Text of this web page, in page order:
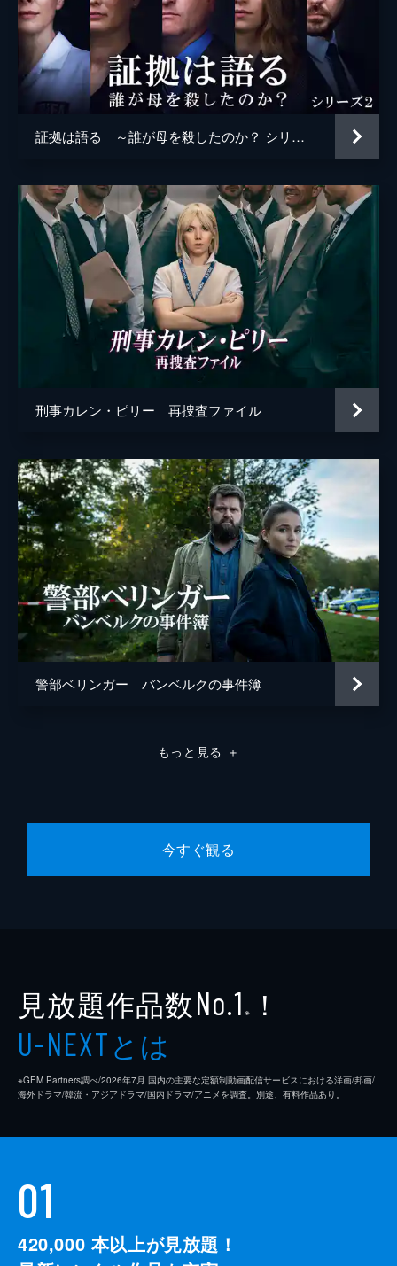
第4話 異国の夢
バルセロナに住む英国人女性の幼い息子がい
なくなる。ローラは父親が連れ去ったのでは
ないかと思い、空港にいた父親を取り押さえ
る。父親はスペイン国内では不起訴となり、
帰国後、家裁の裁定を待つことになるが...。
英国人の男性は心臓発作を起こして入院し、
一方の警察官は男性の妻に殴られたとして重
傷を負う。双方の言い分が食い違うなか、領
事館の面々は夫妻に寄り添おうとするが...。
44分
第6話 真相
バルセロナを訪れていたインフルエンサーの
女性からストーカー被害を相談されたアルバ
は、親身になって対処するが、犯人の男を刺
激してしまう。カステルス警部に保護された
44分
ローレン・クリー
証拠は語る ～誰が母を殺したのか？ シリーズ2
刑事カレン・ピリー 再捜査ファイル
警部ベリンガー バンベルクの事件簿
もっと見る ＋
今すぐ観る
見放題作品数No.1 ※ ！
U-NEXTとは
※GEM Partners調べ/2026年7⽉ 国内の主要な定額制動画配信サービスにおける洋画/邦画/
海外ドラマ/韓流・アジアドラマ/国内ドラマ/アニメを調査。別途、有料作品あり。
01
420,000 本以上が見放題！